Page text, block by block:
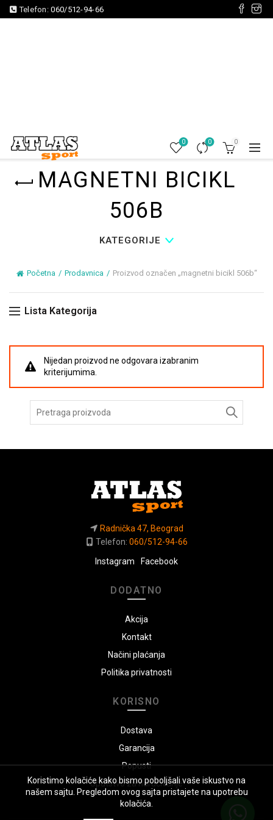
Telefon:060/512-94-66
0 0 0
MAGNETNI BICIKL
506B
KATEGORIJE
Početna Prodavnica Proizvod označen „magnetni bicikl 506b“
Lista Kategorija
Nijedan proizvod ne odgovara izabranim
kriterijumima.
Radnička 47, Beograd
Telefon: 060/512-94-66
Instagram
Facebook
DODATNO
Akcija
Kontakt
Načini plaćanja
Politika privatnosti
KORISNO
Dostava
Garancija
Popusti
Uputstvo za naručivanje
Koristimo kolačiće kako bismo poboljšali vaše iskustvo na
našem sajtu. Pregledom ovog sajta pristajete na upotrebu
kolačića.